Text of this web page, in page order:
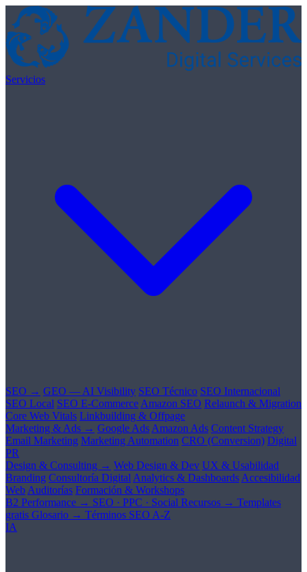
Skip to content
Servicios
SEO → GEO — AI Visibility SEO Técnico SEO Internacional
SEO Local SEO E-Commerce Amazon SEO Relaunch & Migration
Core Web Vitals Linkbuilding & Offpage
Marketing & Ads → Google Ads Amazon Ads Content Strategy
Email Marketing Marketing Automation CRO (Conversion) Digital
PR
Design & Consulting → Web Design & Dev UX & Usabilidad
Branding Consultoría Digital Analytics & Dashboards Accesibilidad
Web Auditorías Formación & Workshops
B2 Performance → SEO · PPC · Social Recursos → Templates
gratis Glosario → Términos SEO A-Z
IA